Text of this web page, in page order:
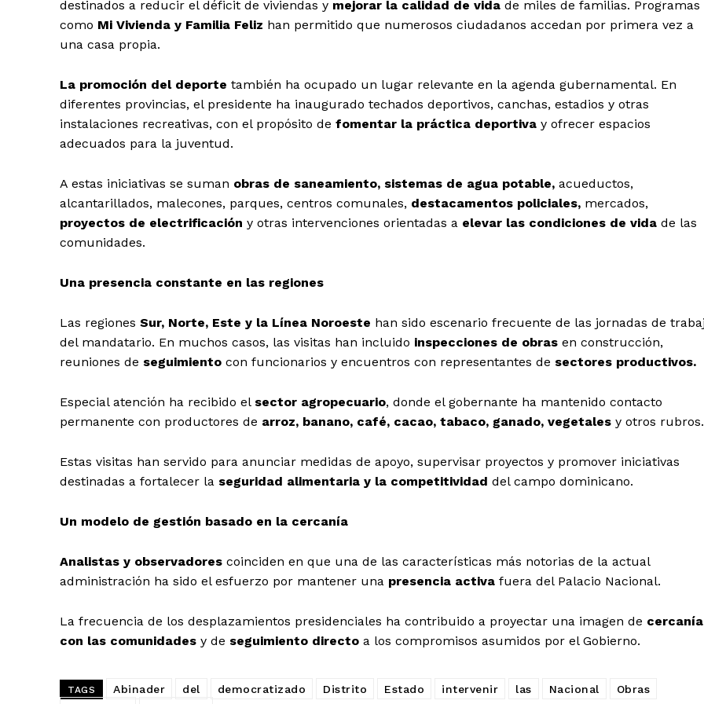
destinados a reducir el déficit de viviendas y mejorar la calidad de vida de miles de familias. Programas
como Mi Vivienda y Familia Feliz han permitido que numerosos ciudadanos accedan por primera vez a
una casa propia.
La promoción del deporte también ha ocupado un lugar relevante en la agenda gubernamental. En
diferentes provincias, el presidente ha inaugurado techados deportivos, canchas, estadios y otras
instalaciones recreativas, con el propósito de fomentar la práctica deportiva y ofrecer espacios
adecuados para la juventud.
A estas iniciativas se suman obras de saneamiento, sistemas de agua potable, acueductos,
alcantarillados, malecones, parques, centros comunales, destacamentos policiales, mercados,
proyectos de electrificación y otras intervenciones orientadas a elevar las condiciones de vida de las
comunidades.
Una presencia constante en las regiones
Las regiones Sur, Norte, Este y la Línea Noroeste han sido escenario frecuente de las jornadas de
del mandatario. En muchos casos, las visitas han incluido inspecciones de obras en construcción,
reuniones de seguimiento con funcionarios y encuentros con representantes de sectores productivos.
Especial atención ha recibido el sector agropecuario, donde el gobernante ha mantenido contacto
permanente con productores de arroz, banano, café, cacao, tabaco, ganado, vegetales y otros rubros.
Estas visitas han servido para anunciar medidas de apoyo, supervisar proyectos y promover iniciativas
destinadas a fortalecer la seguridad alimentaria y la competitividad del campo dominicano.
Un modelo de gestión basado en la cercanía
Analistas y observadores coinciden en que una de las características más notorias de la actual
administración ha sido el esfuerzo por mantener una presencia activa fuera del Palacio Nacional.
La frecuencia de los desplazamientos presidenciales ha contribuido a proyectar una imagen de cercanía
con las comunidades y de seguimiento directo a los compromisos asumidos por el Gobierno.
TAGS Abinader del democratizado Distrito Estado intervenir las Nacional
Obras